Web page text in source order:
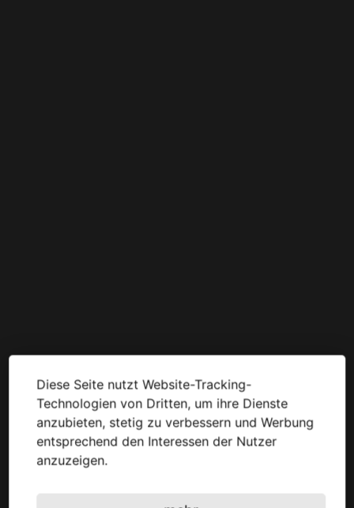
Diese Seite nutzt Website-Tracking-
Technologien von Dritten, um ihre Dienste
anzubieten, stetig zu verbessern und Werbung
entsprechend den Interessen der Nutzer
anzuzeigen.